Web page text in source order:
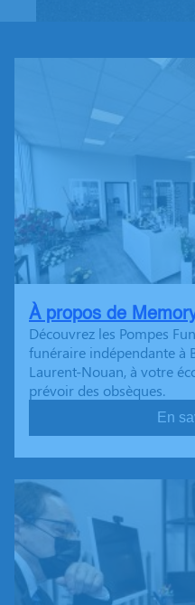
À propos de
Découvrez les Pompes
funéraire indépendante à
Laurent-Nouan, à votre
prévoir des obsèques.
En